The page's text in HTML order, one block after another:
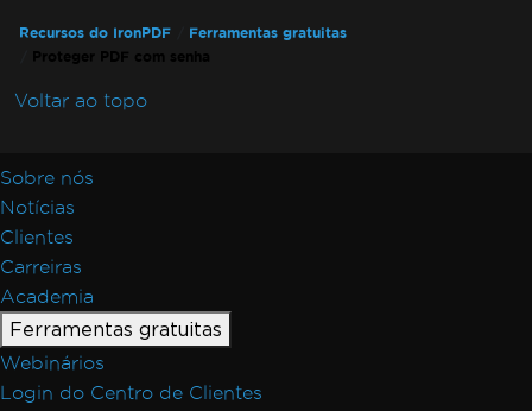
Recursos do IronPDF
Ferramentas gratuitas
Proteger PDF com senha
Voltar ao topo
Sobre nós
Notícias
Clientes
Carreiras
Academia
Ferramentas gratuitas
Webinários
Login do Centro de Clientes